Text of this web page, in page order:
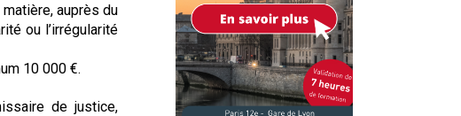
auprès du
ou l’irrégularité
10 000 €.
de justice,